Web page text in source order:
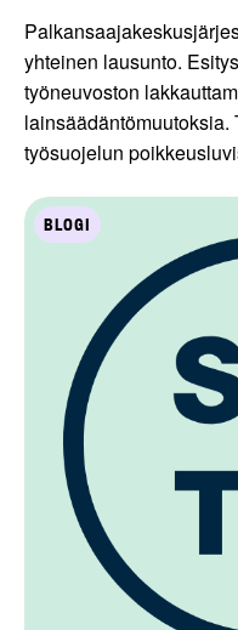
yhteinen lausunto.
työneuvoston
lainsäädäntömuutoksia.
työsuojelun
BLOGI